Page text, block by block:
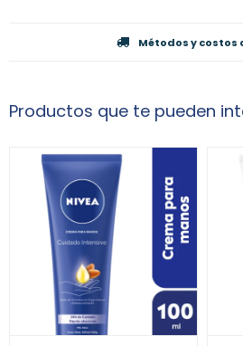
Métodos y costos
Productos que te pueden